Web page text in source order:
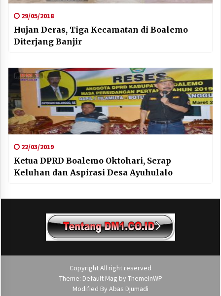
29/05/2018
Hujan Deras, Tiga Kecamatan di Boalemo
Diterjang Banjir
22/03/2019
Ketua DPRD Boalemo Oktohari, Serap
Keluhan dan Aspirasi Desa Ayuhulalo
Copyright All right reserved
Theme: Default Mag by ThemeInWP
Modified By Abas Djumadi